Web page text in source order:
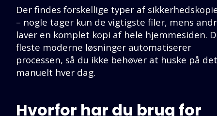
Der findes forskellige typer af
– nogle tager kun de vigtigste filer, mens
laver en komplet kopi af hele hjemmesiden.
fleste moderne løsninger automatiserer
processen, så du ikke behøver at huske på det
manuelt hver dag.
Hvorfor har du brug for